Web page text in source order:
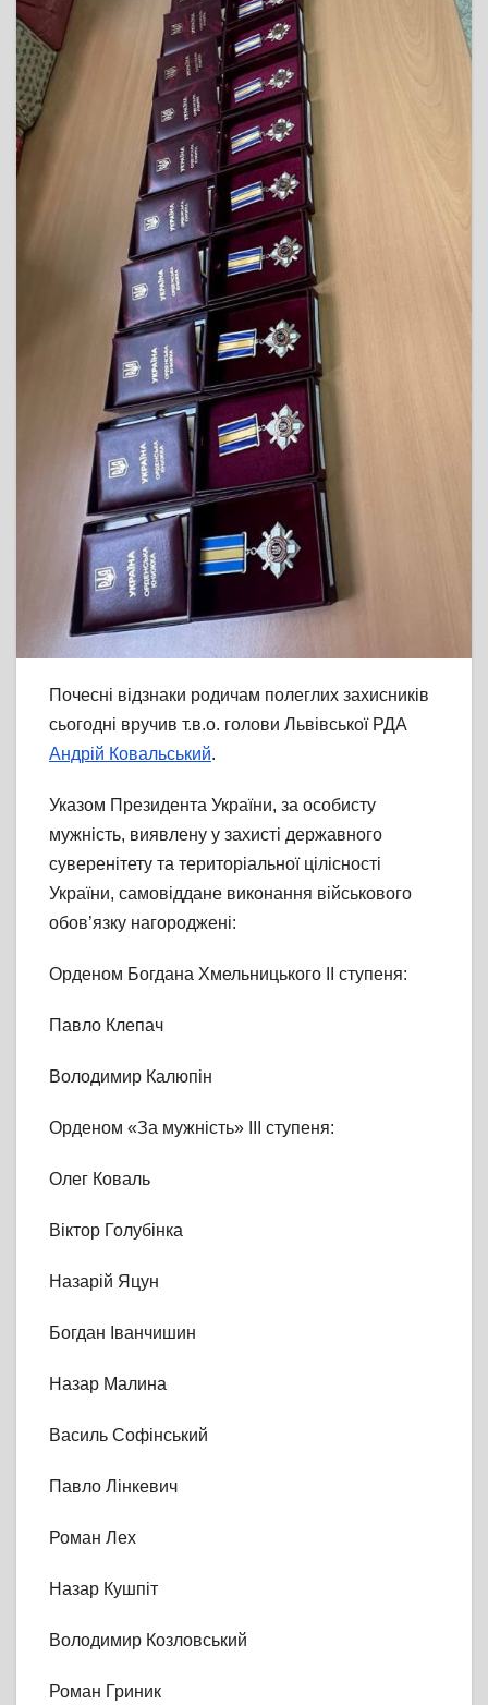
Почесні відзнаки родичам полеглих захисників
сьогодні вручив т.в.о. голови Львівської РДА
Андрій Ковальський.
Указом Президента України, за особисту
мужність, виявлену у захисті державного
суверенітету та територіальної цілісності
України, самовіддане виконання військового
обов’язку нагороджені:
Орденом Богдана Хмельницького ІІ ступеня:
Павло Клепач
Володимир Калюпін
Орденом «За мужність» ІІІ ступеня:
Олег Коваль
Віктор Голубінка
Назарій Яцун
Богдан Іванчишин
Назар Малина
Василь Софінський
Павло Лінкевич
Роман Лех
Назар Кушпіт
Володимир Козловський
Роман Гриник